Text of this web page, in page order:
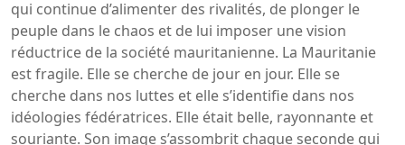
qui continue d’alimenter des rivalités, de plonger le
peuple dans le chaos et de lui imposer une vision
réductrice de la société mauritanienne. La Mauritanie
est fragile. Elle se cherche de jour en jour. Elle se
cherche dans nos luttes et elle s’identifie dans nos
idéologies fédératrices. Elle était belle, rayonnante et
souriante. Son image s’assombrit chaque seconde qui